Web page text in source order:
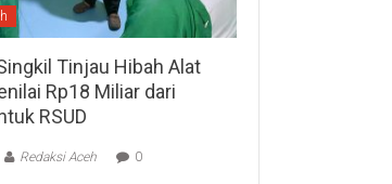
Tinjau Hibah Alat
Rp18 Miliar dari
RSUD
Redaksi Aceh 0